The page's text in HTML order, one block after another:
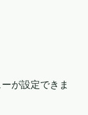
が設定できま